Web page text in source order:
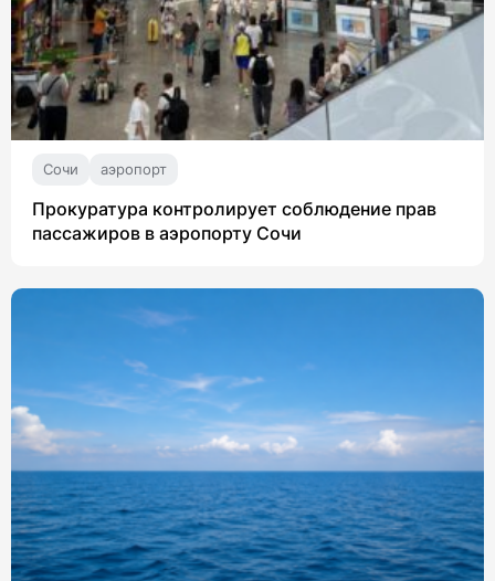
Сочи аэропорт
Прокуратура контролирует соблюдение прав
пассажиров в аэропорту Сочи